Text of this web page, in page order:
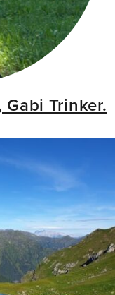
Trinker.